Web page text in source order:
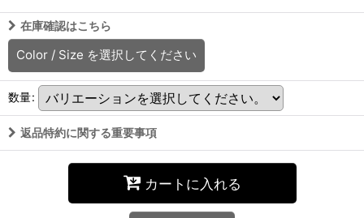
在庫確認はこちら
Color / Size を選択してください
数量:
返品特約に関する重要事項
カートに入れる